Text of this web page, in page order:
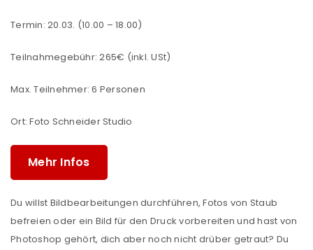
Termin: 20.03. (10.00 – 18.00)
Teilnahmegebühr: 265€ (inkl. USt)
Max. Teilnehmer: 6 Personen
Ort: Foto Schneider Studio
Mehr Infos
Du willst Bildbearbeitungen durchführen, Fotos von Staub
befreien oder ein Bild für den Druck vorbereiten und hast von
Photoshop gehört, dich aber noch nicht drüber getraut? Du